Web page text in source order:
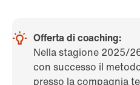
Offerta di coaching:
Nella stagione 2025/
con successo il
presso la compagnia